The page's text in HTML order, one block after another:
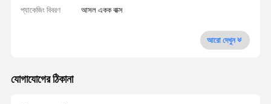
প্যাকেজিং বিবরণ আসল একক বাক্স
আরো দেখুন
যোগাযোগের ঠিকানা